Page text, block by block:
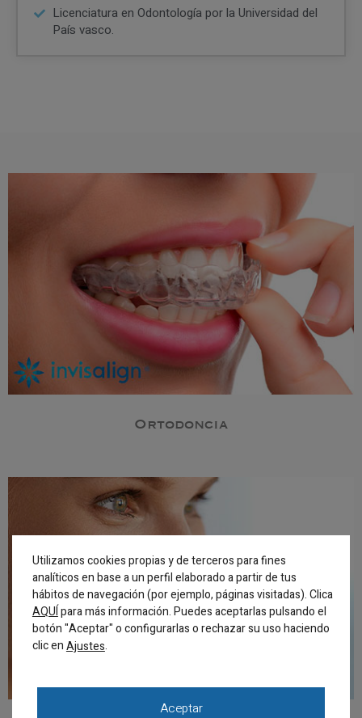
Licenciatura en Odontología por la Universidad del
País vasco.
Ortodoncia
Utilizamos cookies propias y de terceros para fines
analíticos en base a un perfil elaborado a partir de tus
hábitos de navegación (por ejemplo, páginas visitadas). Clica
AQUÍpara más información. Puedes aceptarlas pulsando el
botón "Aceptar" o configurarlas o rechazar su uso haciendo
clic enAjustes.
Aceptar